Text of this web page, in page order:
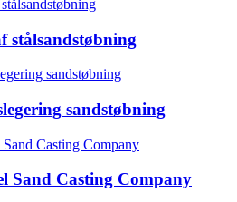
stålsandstøbning
sandstøbning
Sand Casting Company